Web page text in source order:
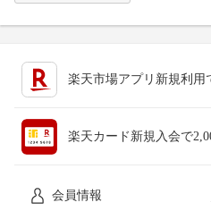
楽天市場アプリ新規利用
楽天カード新規入会で
会員情報